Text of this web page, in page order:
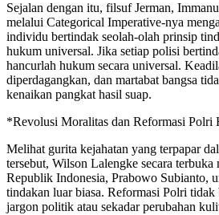
Sejalan dengan itu, filsuf Jerman,
melalui Categorical Imperative-nya
individu bertindak seolah-olah prinsip
hukum universal. Jika setiap polisi
hancurlah hukum secara universal.
diperdagangkan, dan martabat bangsa
kenaikan pangkat hasil suap.
*Revolusi Moralitas dan Reformasi Polri
Melihat gurita kejahatan yang terpapar
tersebut, Wilson Lalengke secara terbuka
Republik Indonesia, Prabowo Subianto,
tindakan luar biasa. Reformasi Polri
jargon politik atau sekadar perubahan